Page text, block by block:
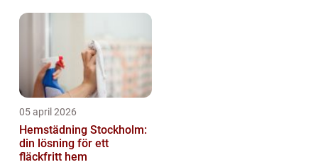
05 april 2026
Hemstädning Stockholm:
din lösning för ett
fläckfritt hem